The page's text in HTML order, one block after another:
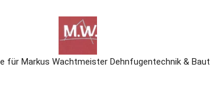
für Markus Wachtmeister Dehnfugentechnik &